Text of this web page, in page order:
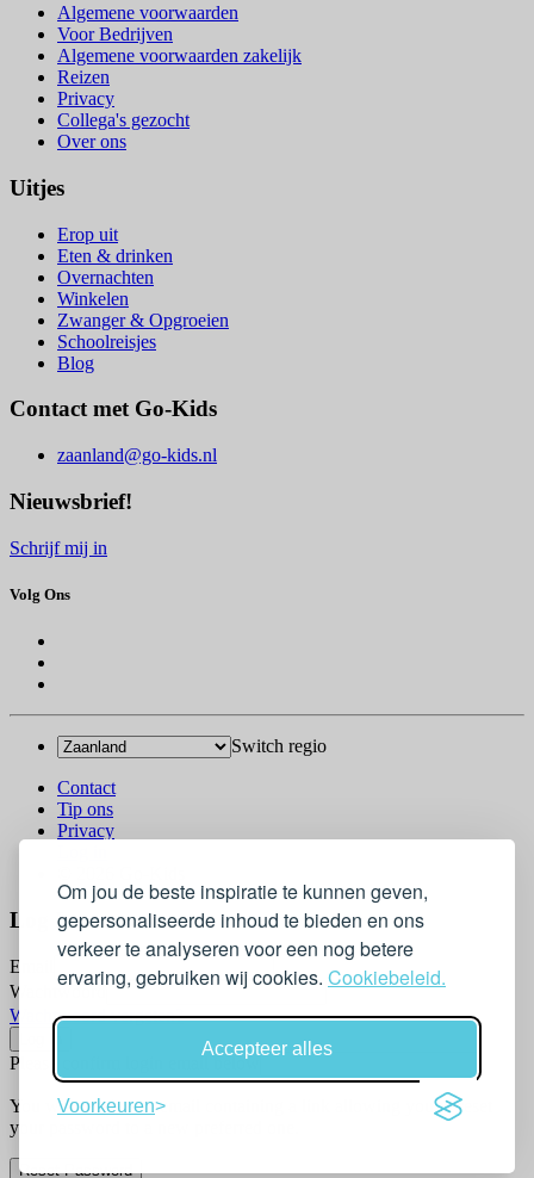
Om jou de beste inspiratie te kunnen geven,
gepersonaliseerde inhoud te bieden en ons
verkeer te analyseren voor een nog betere
ervaring, gebruiken wij cookies. Cookiebeleid.
Accepteer alles
Voorkeuren
Algemene voorwaarden
Voor Bedrijven
Algemene voorwaarden zakelijk
Reizen
Privacy
Collega's gezocht
Over ons
Uitjes
Erop uit
Eten & drinken
Overnachten
Winkelen
Zwanger & Opgroeien
Schoolreisjes
Blog
Contact met Go-Kids
zaanland@go-kids.nl
Nieuwsbrief!
Schrijf mij in
Volg Ons
Switch regio
Contact
Tip ons
Privacy
Log In
Email
Wachtwoord
Wachtwoord vergeten?
Please confirm login email below
You will receive an email containing a link allowing you to reset
your password to a new preferred one.